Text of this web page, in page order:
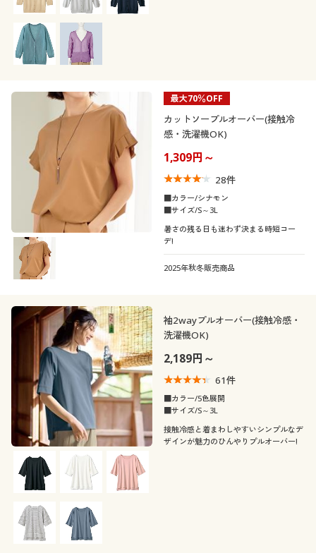
フリンジ
フリース
コーデュロイ
サテン
ファー・エコファー エナメル
キルティング
ウォッシャブル(洗
える)
ＵＶカット・紫外線
冷感・涼感
ストレッチ 抗菌防臭
シーン
フォーマル
オフィス
テイスト
ベーシック エレガント
フェミニン カジュアル
シック
着用感
レギュラー
年代
価格 ～
最大70％OFF
カットソープルオーバー(接触冷
感・洗濯機OK)
1,309円～
28件
■カラー/シナモン
■サイズ/S～3L
暑さの残る日も迷わず決まる時短コー
デ!
2025年秋冬販売商品
袖2wayプルオーバー(接触冷感・
洗濯機OK)
2,189円～
61件
■カラー/5色展開
■サイズ/S～3L
接触冷感と着まわしやすいシンプルなデ
ザインが魅力のひんやりプルオーバー!